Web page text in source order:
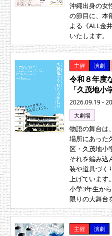
沖縄出身の女
の節目に、本
よる《ALL金
いたします。
主催 演劇
令和８年度
「久茂地小
2026.09.19 -
大劇場
物語の舞台は
場所にあった
区・久茂地小
それを編み込
装や道具づく
上げています。
小学3年生か
限りの大舞台
主催 演劇